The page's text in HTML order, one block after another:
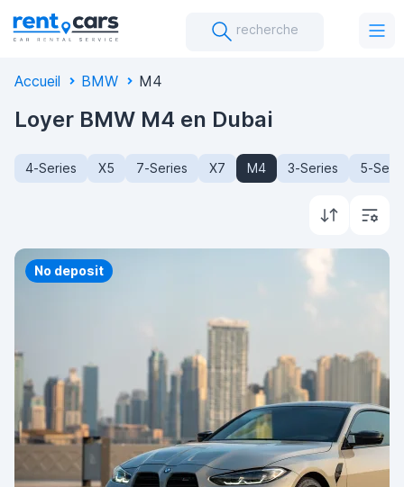
recherche
Accueil BMW M4
Loyer BMW M4 en Dubai
4-Series X5 7-Series X7 M4 3-Series 5-
Priority
No deposit